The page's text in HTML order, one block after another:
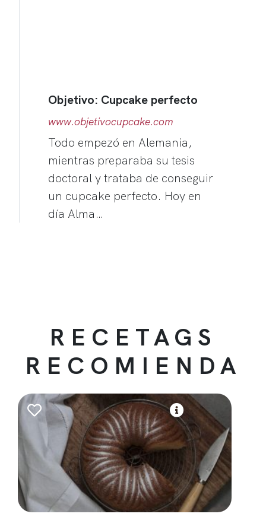
Objetivo: Cupcake perfecto
www.objetivocupcake.com
Todo empezó en Alemania,
mientras preparaba su tesis
doctoral y trataba de conseguir
un cupcake perfecto. Hoy en
día Alma…
RECETAGS
RECOMIENDA